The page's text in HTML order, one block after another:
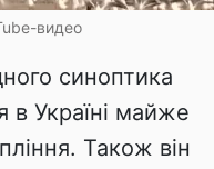
видео
синоптика
Україні майже
Також він